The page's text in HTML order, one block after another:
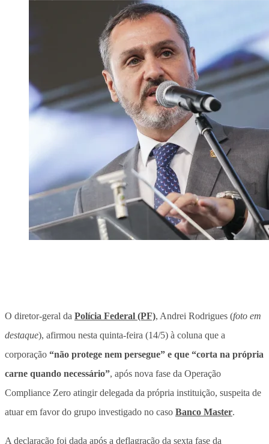
O diretor-geral da Polícia Federal (PF), Andrei Rodrigues (foto em
destaque), afirmou nesta quinta-feira (14/5) à coluna que a
corporação “não protege nem persegue” e que “corta na própria
carne quando necessário”, após nova fase da Operação
Compliance Zero atingir delegada da própria instituição, suspeita de
atuar em favor do grupo investigado no caso Banco Master.
A declaração foi dada após a deflagração da sexta fase da